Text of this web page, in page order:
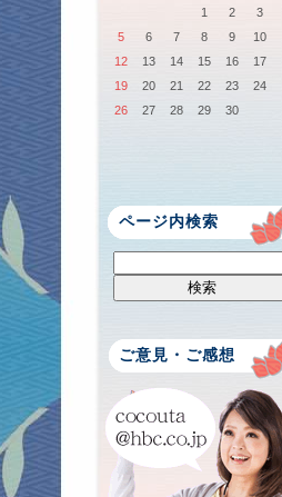
1 2 3
5
6 7 8 9 10
12
13 14 15 16 17
19
20 21 22 23 24
26
27 28 29 30
ページ内検索
ご意見・ご感想